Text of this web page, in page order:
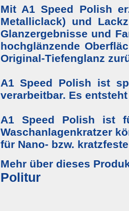
Mit A1 Speed Polish
Metalliclack) und
Glanzergebnisse und
hochglänzende
Original-Tiefenglanz
A1 Speed Polish ist
verarbeitbar. Es
A1 Speed Polish ist
Waschanlagenkratzer
für Nano- bzw.
Mehr über dieses
Politur